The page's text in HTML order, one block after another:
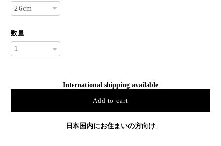
数量
International shipping available
Add to cart
日本国内にお住まいの方向け